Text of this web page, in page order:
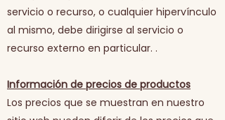
servicio o recurso, o cualquier hipervínculo
al mismo, debe dirigirse al servicio o
recurso externo en particular. .
Información de precios de productos
Los precios que se muestran en nuestro